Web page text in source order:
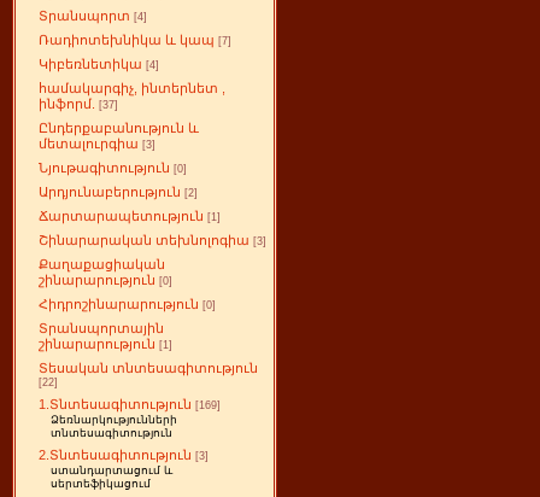
Տրանսպորտ [4]
Ռադիոտեխնիկա և կապ [7]
Կիբեռնետիկա [4]
համակարգիչ, ինտերնետ ,
ինֆորմ.
[37]
Ընդերքաբանություն և
մետալուրգիա [3]
Նյութագիտություն [0]
Արդյունաբերություն [2]
Ճարտարապետություն [1]
Շինարարական տեխնոլոգիա [3]
Քաղաքացիական
շինարարություն [0]
Հիդրոշինարարություն [0]
Տրանսպորտային
շինարարություն [1]
Տեսական տնտեսագիտություն
[22]
1.Տնտեսագիտություն [169]
Ձեռնարկությունների
տնտեսագիտություն
2.Տնտեսագիտություն [3]
ստանդարտացում և
սերտեֆիկացում